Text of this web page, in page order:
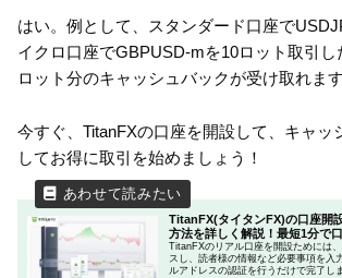
はい。例として、スタンダード口座で
イクロ口座でGBPUSD-mを10ロット取引し
ロット分のキャッシュバックが受け取れます
今すぐ、TitanFXの口座を開設して、キャッ
してお得に取引を始めましょう！
TitanFX(タイタンFX)の口座開
方法を詳しく解説！最短1分で
TitanFXのリアル口座を開設ためには
スし、読者様の情報など必要事項を入
ルアドレスの認証を行うだけで完了し